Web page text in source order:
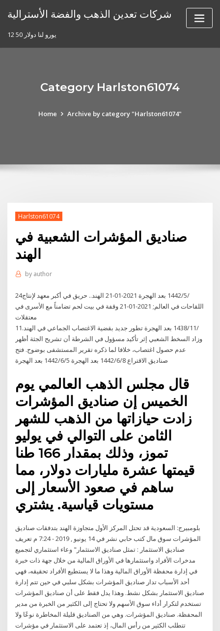
شركات تعدين الذهب والفضة الأسترالية
12 50 يورو لنا دولار
Category Harlston61074
Home Archive by category "Harlston61074"
Harlston61074
صناديق المؤشرات الشعبية في
الهند
by author
24‏‏/5‏‏/1442 بعد الهجرة 2021-01-21 الهند.. حريق في أكبر معهد لإنتاج
اللقاحات في العالم; 2021-01-21 وقفة في بيت لحم تضامناً مع الأسرى في
معتقلات
11‏‏/11‏‏/1438 بعد الهجرة تطور جديد بقضية الاغتصاب الجماعي في الهند.
وزاد السخط الشعبي إثر تأكيد مسؤول في الشرطة أن تشريح الجثة أظهر
عدم حصول اغتصاب، خلافا لما ذكره تقرير المستشفى بوضوح. فتح
صناديق الاقتراع 8‏‏/6‏‏/1442 بعد الهجرة 5‏‏/6‏‏/1442 بعد الهجرة
قال مجلس الذهب العالمي يوم
الخميس إن صناديق المؤشرات
زادت حيازاتها من الذهب للشهر
الثامن على التوالي في يوليو
تموز، وذلك بمقدار 166 طنا
قيمتها عشرة مليارات دولار، مما
ساهم في صعود الأسعار إلى
مستويات قياسية. يشتري
بلومبيرج: السعودية قد تحتل المركز الأول متجاوزة الهند بتدفقات صناديق
المؤشرات سوق مال كتب حابي نشر في 14 يونيو , 2019 - 7:24 م تعريف
صناديق الاستثمار : تمثل صناديق الاستثمار" وعاء استثماري لتجميع
مدخرات الأفراد واستثمارها في الأوراق المالية من خلال جهة ذات خبرة
في إدارة محفظة الأوراق المالية وهذا ما لا يستطيع الأفراد تحقيقه، فهي
أحد الأسباب تدار صناديق المؤشرات بشكل سلبي في حين تتم إدارة
صناديق الاستثمار بشكل نشط. وهذا يدل فقط على أن صناديق المؤشرات
تستخدم لتكرار أداء سوق الأسهم ولا تحتاج إلى الكثير من الخبرة من مدير
المحفظة. صناديق المؤشرات. وهي من الصناديق قليلة المخاطرة نوعًا ولا
تتطلب الكثير من رأس المال، إذ تعتمد على الاستثمار في مؤشرات